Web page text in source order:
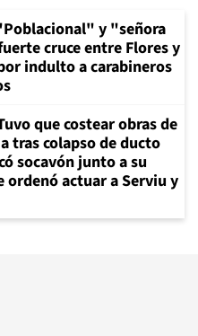
y "señora
cruce entre Flores y
indulto a carabineros
que costear obras de
tras colapso de ducto
socavón junto a su
ordenó actuar a Serviu y